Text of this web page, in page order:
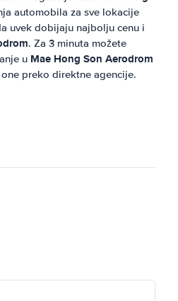
automobila za sve lokacije
uvek dobijaju najbolju cenu i
. Za 3 minuta možete
u Mae Hong Son Aerodrom
preko direktne agencije.